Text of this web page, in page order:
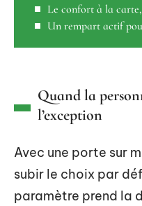
Le confort à la
Un rempart actif
Quand la
l’exception
Avec une porte sur
subir le choix par
paramètre prend la